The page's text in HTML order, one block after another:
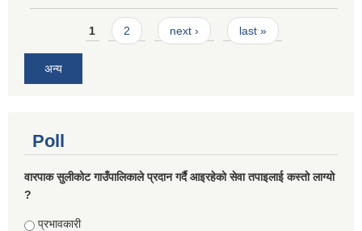
Pages1 2 next › last »
अन्य
Poll
वारपाक सुलीकोट गाउँपालिकाले प्रदान गर्दै आइरहेको सेवा तपाइलाई कस्तो लाग्यो
?
Choices
प्रभावकारी